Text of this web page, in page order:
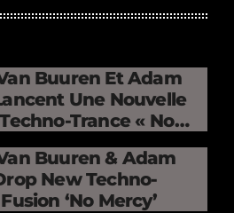
Buuren Et Adam
Une Nouvelle
Trance « No
Buuren & Adam
New Techno-
‘No Mercy’